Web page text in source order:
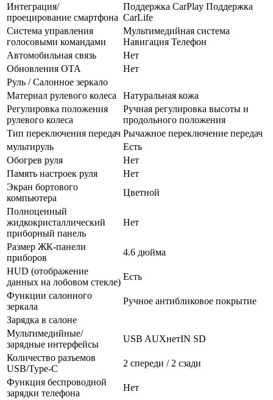
Интеграция/
проецирование смартфона
Поддержка CarPlay Поддержка
CarLife
Система управления
голосовыми командами
Мультимедийная система
Навигация Телефон
Автомобильная связь
Нет
Обновления OTA
Нет
Руль / Салонное зеркало
Материал рулевого колеса
Натуральная кожа
Регулировка положения
рулевого колеса
Ручная регулировка высоты и
продольного положения
Тип переключения передач Рычажное переключение передач
мультируль
Есть
Обогрев руля
Нет
Память настроек руля
Нет
Экран бортового
компьютера
Цветной
Полноценный
жидкокристаллический
приборный панель
Нет
Размер ЖК-панели
приборов
4.6 дюйма
HUD (отображение
данных на лобовом стекле)
Есть
Функции салонного
зеркала
Ручное антибликовое покрытие
Зарядка в салоне
Мультимедийные/
зарядные интерфейсы
USB AUXнетIN SD
Количество разъемов
USB/Type-C
2 спереди / 2 сзади
Функция беспроводной
зарядки телефона
Нет